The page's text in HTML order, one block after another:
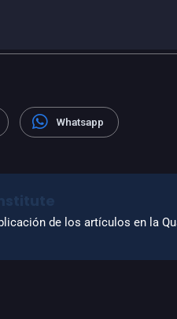
Whatsapp
de los artículos en la